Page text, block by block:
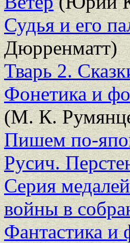
Судья и его
Дюрренматт)
Тварь 2.
Фонетика и
(М. К.
Пишем по-
Русич.
Серия
войны в
Фантастика и